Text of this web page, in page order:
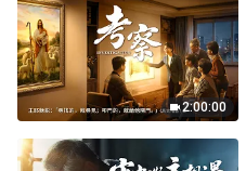
2:00:00